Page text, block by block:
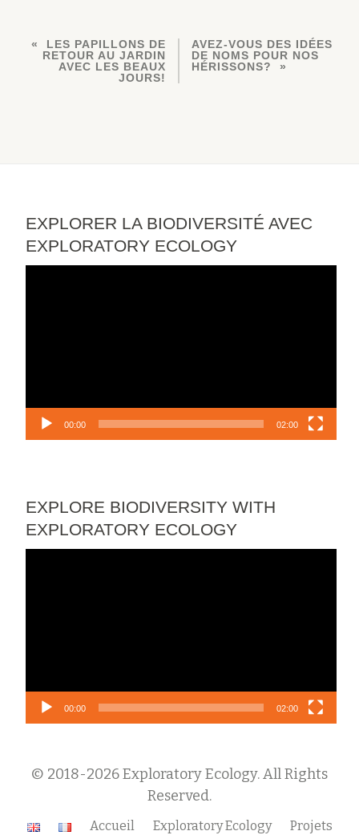
LES PAPILLONS DE
RETOUR AU JARDIN
AVEC LES BEAUX
JOURS!
AVEZ-VOUS DES IDÉES
DE NOMS POUR NOS
HÉRISSONS?
EXPLORER LA BIODIVERSITÉ AVEC
EXPLORATORY ECOLOGY
00:00 02:00
EXPLORE BIODIVERSITY WITH
EXPLORATORY ECOLOGY
00:00 02:00
© 2018-2026 Exploratory Ecology. All Rights
Reserved.
Menu Accueil Exploratory Ecology Projets